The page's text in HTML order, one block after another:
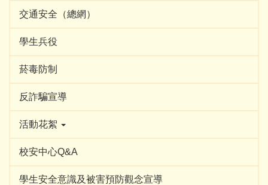
交通安全（總網）
學生兵役
菸毒防制
反詐騙宣導
活動花絮
校安中心Q&A
學生安全意識及被害預防觀念宣導